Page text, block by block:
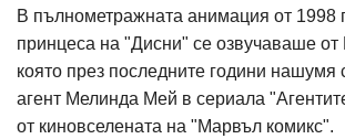
В пълнометражната анимация от 1998
принцеса на "Дисни" се озвучаваше
която през последните години нашумя
агент Мелинда Мей в сериала
от киновселената на "Марвъл комикс".